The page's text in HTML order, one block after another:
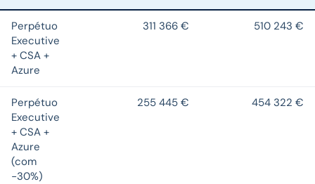
Perpétuo
Executive
+ CSA +
Azure
311 366 € 510 243 €
Perpétuo
Executive
+ CSA +
Azure
(com
−30%)
255 445 € 454 322 €